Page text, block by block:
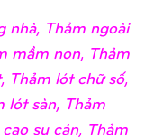
nhà, Thảm ngoài
mầm non, Thảm
Thảm lót chữ số,
lót sàn, Thảm
su cán, Thảm